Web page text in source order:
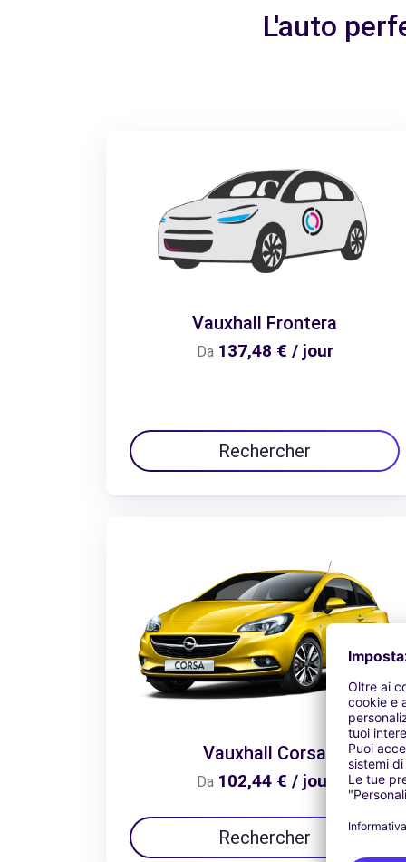
L'auto
Vauxhall Frontera
Da 137,48 € / jour
Rechercher
Vauxhall Corsa
Da 102,44 € / jour
Rechercher